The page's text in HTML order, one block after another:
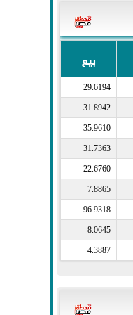
بيع
29.6194
31.8942
35.9610
31.7363
22.6760
7.8865
96.9318
8.0645
4.3887